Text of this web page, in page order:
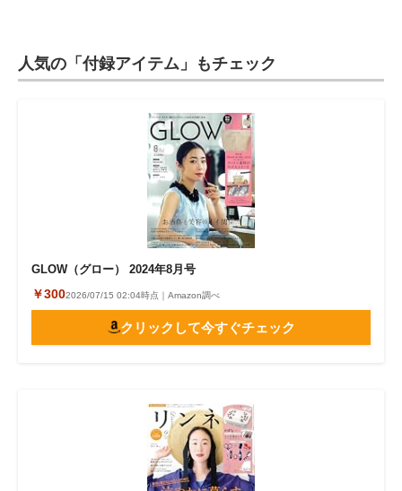
人気の「付録アイテム」もチェック
GLOW（グロー） 2024年8月号
￥3002026/07/15 02:04時点｜Amazon調べ
クリックして今すぐチェック